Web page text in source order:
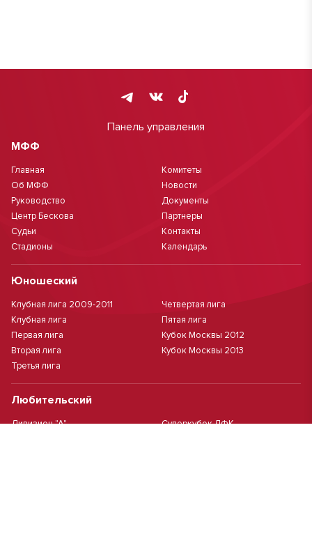
Панель управления
МФФ
Главная
Об МФФ
Руководство
Центр Бескова
Судьи
Стадионы
Комитеты
Новости
Документы
Партнеры
Контакты
Календарь
Юношеский
Клубная лига 2009-2011
Клубная лига
Первая лига
Вторая лига
Третья лига
Четвертая лига
Пятая лига
Кубок Москвы 2012
Кубок Москвы 2013
Любительский
Дивизион "А"
Суперкубок ЛФК